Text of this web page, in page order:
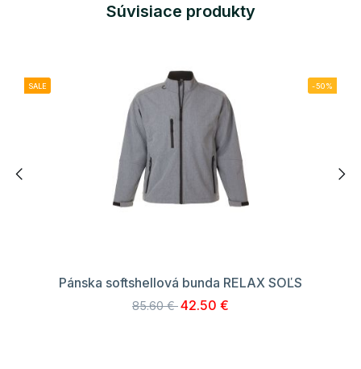
Súvisiace produkty
SALE -50%
Pánska softshellová bunda RELAX SOĽS
85.60 €42.50 €